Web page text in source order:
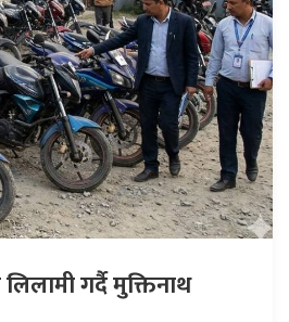
गर्दै मुक्तिनाथ